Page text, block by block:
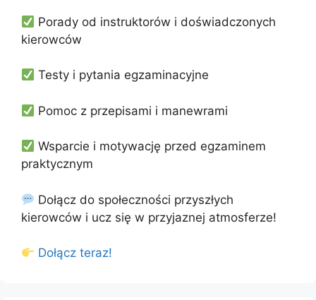
Porady od instruktorów i doświadczonych
kierowców
Testy i pytania egzaminacyjne
Pomoc z przepisami i manewrami
Wsparcie i motywację przed egzaminem
praktycznym
Dołącz do społeczności przyszłych
kierowców i ucz się w przyjaznej atmosferze!
Dołącz teraz!